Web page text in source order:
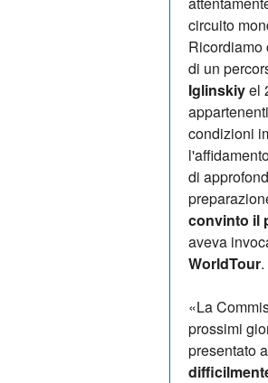
circuito
Ricordiamo
di un
Iglinskiyel
condizioni
di
convinto il
aveva
WorldTour.
«La
prossimi
presentato